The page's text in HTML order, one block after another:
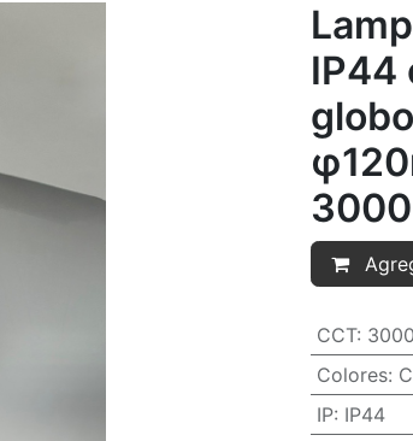
IP44
CCT:
Colores:
IP: IP44